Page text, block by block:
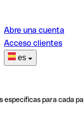
Abre una cuenta
Acceso clientes
es
específicas para cada